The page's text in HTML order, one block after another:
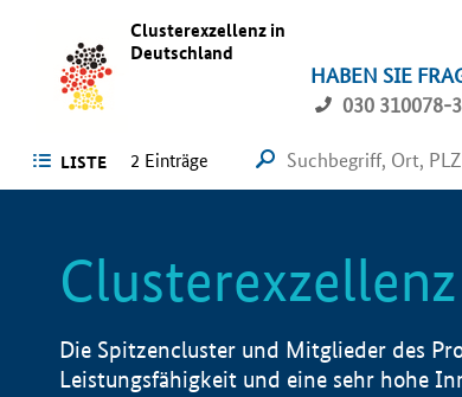
Clusterexzellenz in
Deutschland
HABEN SIE
030 310078-
LISTE 2 Einträge
Die Spitzencluster und Mitglieder des
Leistungsfähigkeit und eine sehr hohe